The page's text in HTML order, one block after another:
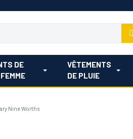
DE
VÊTEMENTS
DE PLUIE
Nine Worths